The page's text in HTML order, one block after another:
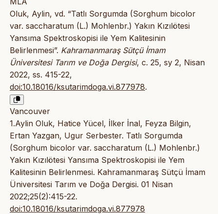
Oluk, Aylin, vd. “Tatlı Sorgumda (Sorghum bicolor
var. saccharatum (L.) Mohlenbr.) Yakın Kızılötesi
Yansıma Spektroskopisi ile Yem Kalitesinin
Belirlenmesi”. Kahramanmaraş Sütçü İmam
Üniversitesi Tarım ve Doğa Dergisi, c. 25, sy 2, Nisan
2022, ss. 415-22,
doi:10.18016/ksutarimdoga.vi.877978.
Vancouver
1.Aylin Oluk, Hatice Yücel, İlker İnal, Feyza Bilgin,
Ertan Yazgan, Ugur Serbester. Tatlı Sorgumda
(Sorghum bicolor var. saccharatum (L.) Mohlenbr.)
Yakın Kızılötesi Yansıma Spektroskopisi ile Yem
Kalitesinin Belirlenmesi. Kahramanmaraş Sütçü İmam
Üniversitesi Tarım ve Doğa Dergisi. 01 Nisan
2022;25(2):415-22.
doi:10.18016/ksutarimdoga.vi.877978